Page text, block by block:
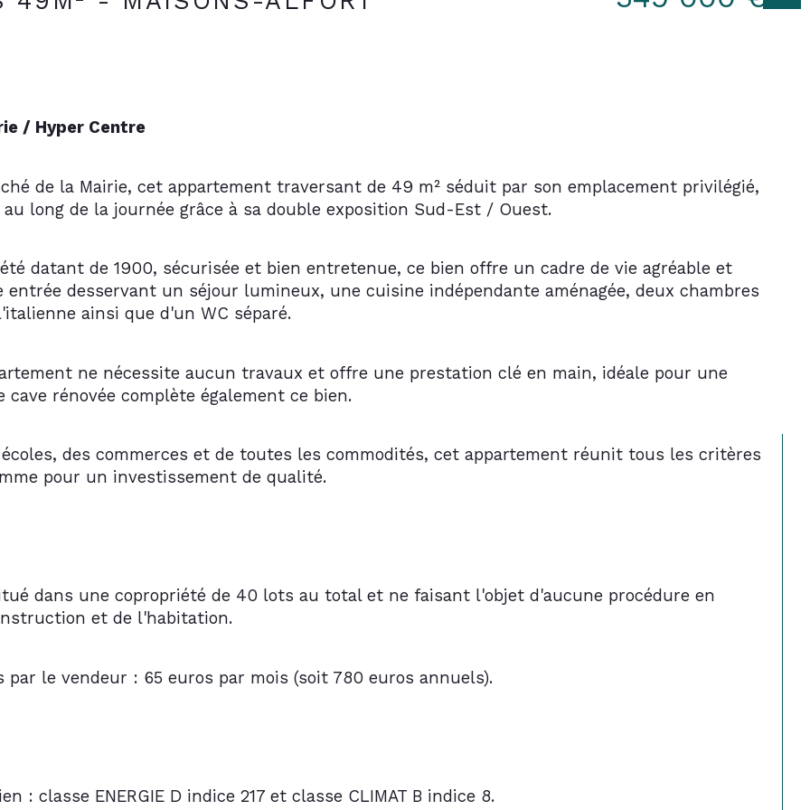
/ Hyper Centre
de la Mairie, cet appartement traversant de 49 m² séduit par son emplacement privilégié,
long de la journée grâce à sa double exposition Sud-Est / Ouest.
datant de 1900, sécurisée et bien entretenue, ce bien offre un cadre de vie agréable et
desservant un séjour lumineux, une cuisine indépendante aménagée, deux chambres
ainsi que d'un WC séparé.
ne nécessite aucun travaux et offre une prestation clé en main, idéale pour une
rénovée complète également ce bien.
des commerces et de toutes les commodités, cet appartement réunit tous les critères
pour un investissement de qualité.
dans une copropriété de 40 lots au total et ne faisant l'objet d'aucune procédure en
et de l'habitation.
le vendeur : 65 euros par mois (soit 780 euros annuels).
: classe ENERGIE D indice 217 et classe CLIMAT B indice 8.